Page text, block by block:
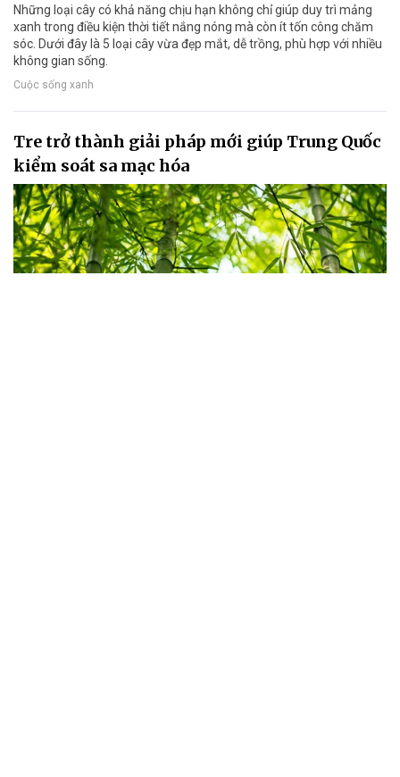
Những loại cây có khả năng chịu hạn không chỉ giúp duy trì mảng
xanh trong điều kiện thời tiết nắng nóng mà còn ít tốn công chăm
sóc. Dưới đây là 5 loại cây vừa đẹp mắt, dễ trồng, phù hợp với nhiều
không gian sống.
Cuộc sống xanh
Tre trở thành giải pháp mới giúp Trung Quốc
kiểm soát sa mạc hóa